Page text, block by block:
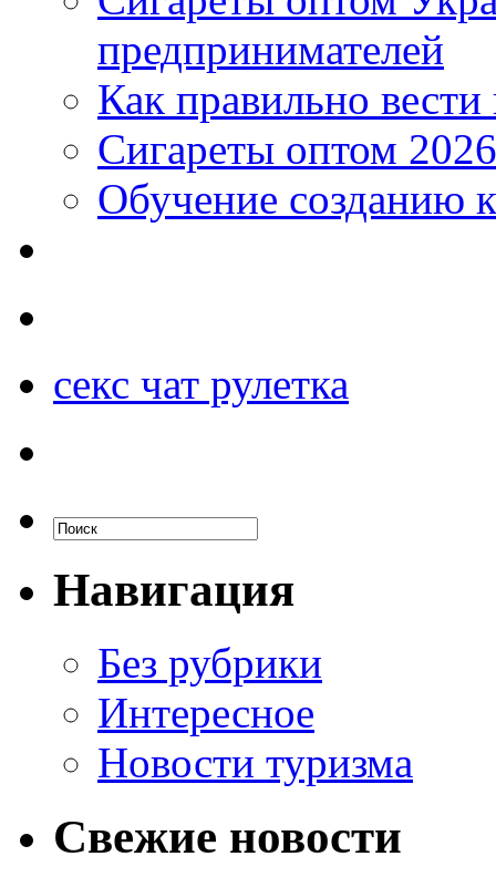
предпринимателей
Как правильно
Сигареты оптом
Обучение созданию
секс чат рулетка
Навигация
Без рубрики
Интересное
Новости туризма
Свежие новости